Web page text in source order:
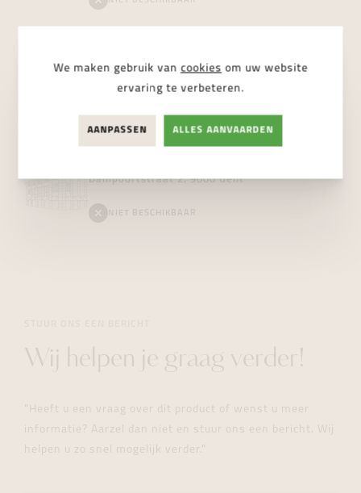
Voldersstraat 6, 9000 Gent
Dampoortstraat 2, 9000 Gent
NIET BESCHIKBAAR
Wij helpen je graag verder!
"Heeft u een vraag over dit product of wenst u meer
informatie? Aarzel dan niet en stuur ons een bericht. Wij
helpen u zo snel mogelijk verder."
We maken gebruik van cookies om uw website
ervaring te verbeteren.
AANPASSEN ALLES AANVAARDEN